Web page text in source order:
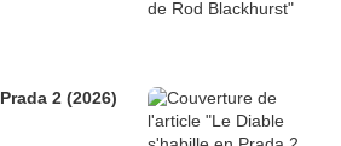
2 (2026)